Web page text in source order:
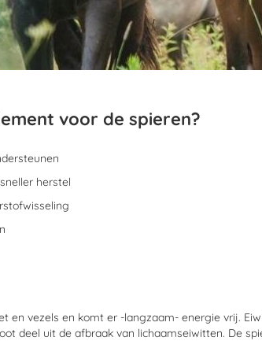
voor de spieren?
herstel
en vezels en komt er -langzaam- energie vrij.
deel uit de afbraak van lichaamseiwitten. De